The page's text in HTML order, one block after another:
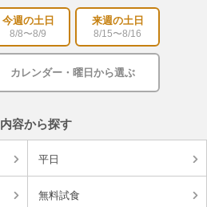
今週の土日
8/8〜8/9
来週の土日
8/15〜8/16
カレンダー・曜日から選ぶ
内容から探す
平日
無料試食